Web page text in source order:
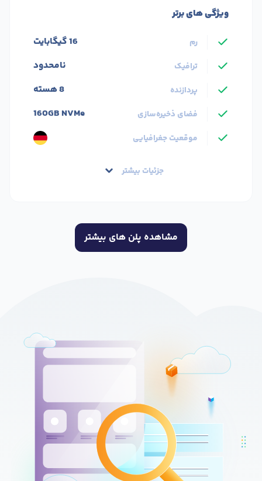
ویژگی های برتر
رم 16 گیگابایت
ترافیک نامحدود
پردازنده 8 هسته
فضای ذخیره‌سازی 160GB NVMe
موقعیت جغرافیایی
جزئیات بیشتر
مشاهده پلن های بیشتر